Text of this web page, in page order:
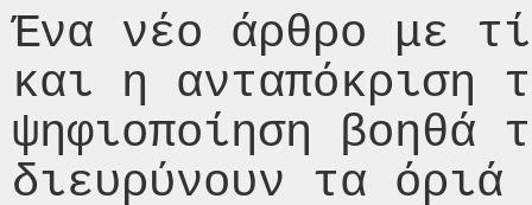
Ένα νέο άρθρο με
και η ανταπόκριση
ψηφιοποίηση βοηθά